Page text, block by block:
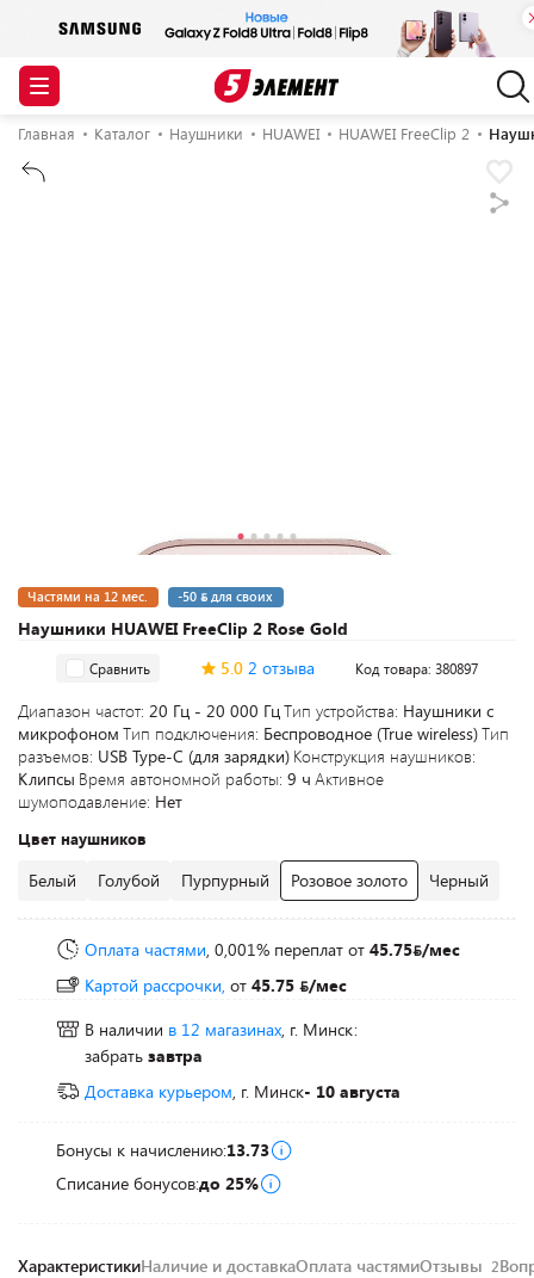
Главная Каталог Наушники HUAWEI HUAWEI FreeClip 2
Наушники HUAWEI FreeClip 2 Rose Gold
Частями на 12 мес. -50 для своих
Сравнить 5.0 2 отзыва Код товара: 380897
Диапазон частот: 20 Гц - 20 000 ГцТип устройства: Наушники с
микрофоном Тип подключения: Беспроводное (True wireless)Тип
разъемов: USB Type-C (для зарядки) Конструкция наушников:
Клипсы Время автономной работы: 9 ч Активное
шумоподавление: Нет
Цвет наушников
Белый Голубой Пурпурный Розовое золото Черный
Оплата частями, 0,001% переплат от 45.75 /мес
Картой рассрочки, от 45.75
/мес
В наличии в 12 магазинах, г. Минск:
забрать завтра
Доставка курьером, г. Минск- 10 августа
Бонусы к начислению:13.73
Списание бонусов:до 25%
ХарактеристикиНаличие и доставкаОплата частямиОтзывы 2